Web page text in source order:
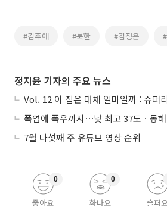
#김주애 #북한 #김정은
정지윤 기자의 주요 뉴스
Vol. 12 이 집은 대체 얼마일까 : 슈퍼
폭염에 폭우까지⋯낮 최고 37도ㆍ동
7월 다섯째 주 유튜브 영상 순위
좋아요
0
화나요
0
슬퍼